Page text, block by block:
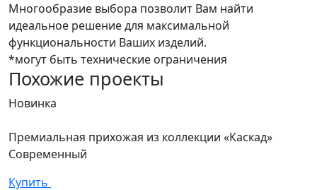
Многообразие выбора позволит Вам найти
идеальное решение для максимальной
функциональности Ваших изделий.
*могут быть технические ограничения
Похожие проекты
Новинка
Премиальная прихожая из коллекции «Каскад»
Современный
Купить